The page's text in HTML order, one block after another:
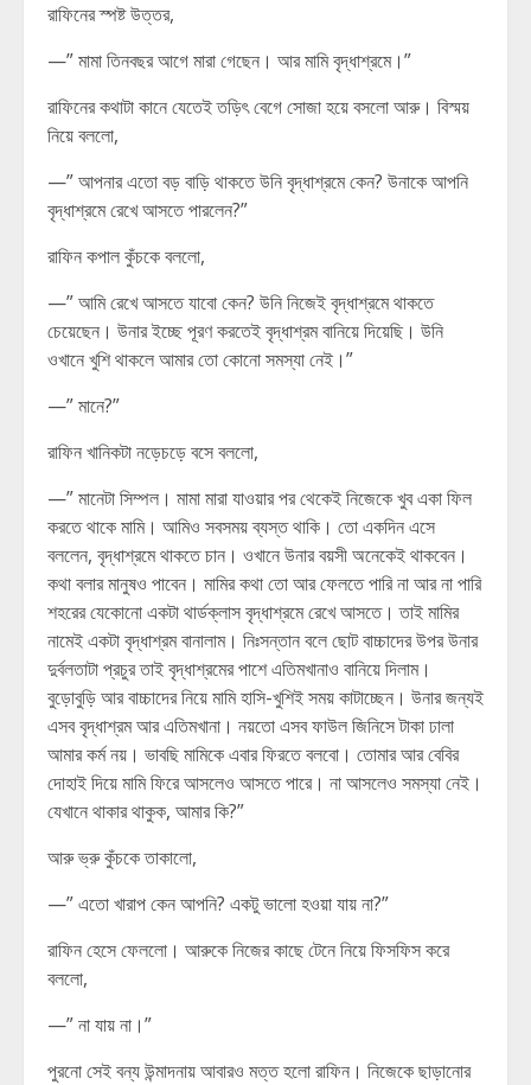
রাফিনের স্পষ্ট উত্তর,
—” মামা তিনবছর আগে মারা গেছেন। আর মামি বৃদ্ধাশ্রমে।”
রাফিনের কথাটা কানে যেতেই তড়িৎ বেগে সোজা হয়ে বসলো আরু। বিস্ময়
নিয়ে বললো,
—” আপনার এতো বড় বাড়ি থাকতে উনি বৃদ্ধাশ্রমে কেন? উনাকে আপনি
বৃদ্ধাশ্রমে রেখে আসতে পারলেন?”
রাফিন কপাল কুঁচকে বললো,
—” আমি রেখে আসতে যাবো কেন? উনি নিজেই বৃদ্ধাশ্রমে থাকতে
চেয়েছেন। উনার ইচ্ছে পূরণ করতেই বৃদ্ধাশ্রম বানিয়ে দিয়েছি। উনি
ওখানে খুশি থাকলে আমার তো কোনো সমস্যা নেই।”
—” মানে?”
রাফিন খানিকটা নড়েচড়ে বসে বললো,
—” মানেটা সিম্পল। মামা মারা যাওয়ার পর থেকেই নিজেকে খুব একা ফিল
করতে থাকে মামি। আমিও সবসময় ব্যস্ত থাকি। তো একদিন এসে
বললেন, বৃদ্ধাশ্রমে থাকতে চান। ওখানে উনার বয়সী অনেকেই থাকবেন।
কথা বলার মানুষও পাবেন। মামির কথা তো আর ফেলতে পারি না আর না পারি
শহরের যেকোনো একটা থার্ডক্লাস বৃদ্ধাশ্রমে রেখে আসতে। তাই মামির
নামেই একটা বৃদ্ধাশ্রম বানালাম। নিঃসন্তান বলে ছোট বাচ্চাদের উপর উনার
দুর্বলতাটা প্রচুর তাই বৃদ্ধাশ্রমের পাশে এতিমখানাও বানিয়ে দিলাম।
বুড়োবুড়ি আর বাচ্চাদের নিয়ে মামি হাসি-খুশিই সময় কাটাচ্ছেন। উনার জন্যই
এসব বৃদ্ধাশ্রম আর এতিমখানা। নয়তো এসব ফাউল জিনিসে টাকা ঢালা
আমার কর্ম নয়। ভাবছি মামিকে এবার ফিরতে বলবো। তোমার আর বেবির
দোহাই দিয়ে মামি ফিরে আসলেও আসতে পারে। না আসলেও সমস্যা নেই।
যেখানে থাকার থাকুক, আমার কি?”
আরু ভ্রু কুঁচকে তাকালো,
—” এতো খারাপ কেন আপনি? একটু ভালো হওয়া যায় না?”
রাফিন হেসে ফেললো। আরুকে নিজের কাছে টেনে নিয়ে ফিসফিস করে
বললো,
—” না যায় না।”
পুরনো সেই বন্য উন্মাদনায় আবারও মত্ত হলো রাফিন। নিজেকে ছাড়ানোর